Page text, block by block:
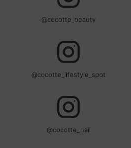
@cocotte_beauty
@cocotte_lifestyle_spot
@cocotte_nail